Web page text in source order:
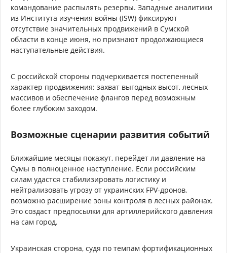
командование распылять резервы. Западные аналитики
из Института изучения войны (ISW) фиксируют
отсутствие значительных продвижений в Сумской
области в конце июня, но признают продолжающиеся
наступательные действия.
С российской стороны подчеркивается постепенный
характер продвижения: захват выгодных высот, лесных
массивов и обеспечение флангов перед возможным
более глубоким заходом.
Возможные сценарии развития событий
Ближайшие месяцы покажут, перейдет ли давление на
Сумы в полноценное наступление. Если российским
силам удастся стабилизировать логистику и
нейтрализовать угрозу от украинских FPV-дронов,
возможно расширение зоны контроля в лесных районах.
Это создаст предпосылки для артиллерийского давления
на сам город.
Украинская сторона, судя по темпам фортификационных